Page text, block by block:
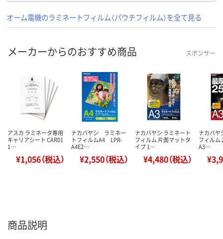
オーム電機のラミネートフィルム（パウチフィルム）を全て見る
メーカーからのおすすめ商品 スポンサー
アスカ ラミネータ専用
キャリアシート CAR01
1…
¥1,056（税込）
ナカバヤシ ラミネー
トフィルムA4 LPR-
A4E2…
¥2,550（税込）
ナカバヤシ ラミネート
フィルム 片面マットタ
イプ 1…
¥4,480（税込）
ナカバヤ
フィルム
A3…
商品説明